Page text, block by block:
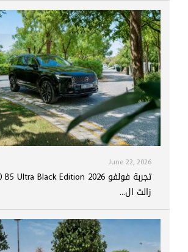
June 22, 2026
زالت ال...